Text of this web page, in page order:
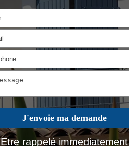
Etre rappelé immediatement